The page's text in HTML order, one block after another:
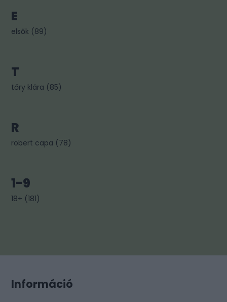
E
elsők (89)
T
tőry klára (85)
R
robert capa (78)
1-9
18+ (181)
Információ